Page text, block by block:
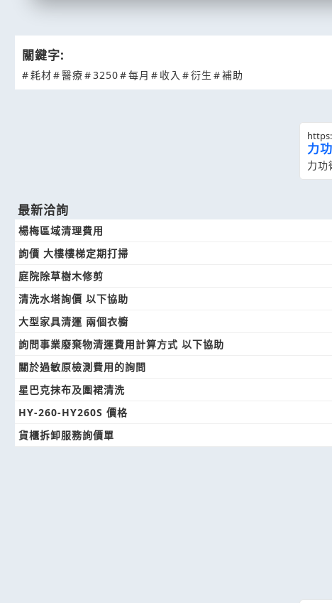
關鍵字:
#耗材#醫療#3250#每月 # 收入 #衍生 #補助
力
力功
最新洽詢
楊梅區域清理費用
詢價 大樓樓梯定期打掃
庭院除草樹木修剪
清洗水塔詢價 以下協助
大型家具清運 兩個衣櫥
詢問事業廢棄物清運費用計算方式 以下協助
關於過敏原檢測費用的詢問
星巴克抹布及圍裙清洗
HY-260-HY260S 價格
貨櫃拆卸服務詢價單